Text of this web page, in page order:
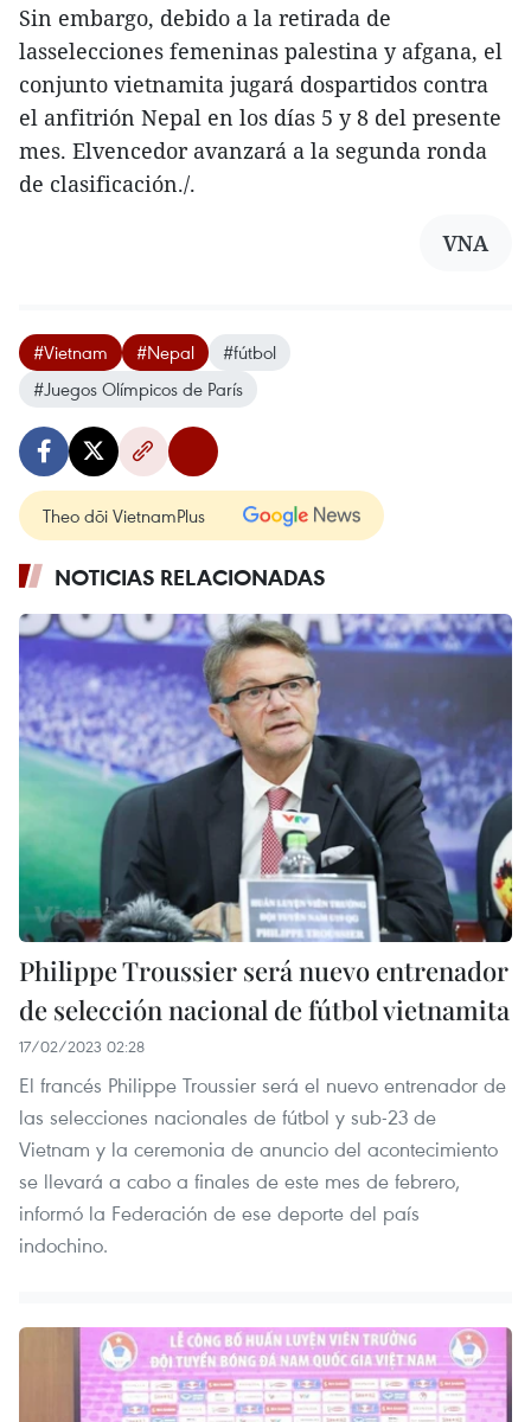
Sin embargo, debido a la retirada de
lasselecciones femeninas palestina y afgana, el
conjunto vietnamita jugará dospartidos contra
el anfitrión Nepal en los días 5 y 8 del presente
mes. Elvencedor avanzará a la segunda ronda
de clasificación./.
VNA
#Vietnam #Nepal
#fútbol
#Juegos Olímpicos de París
Theo dõi VietnamPlus
NOTICIAS RELACIONADAS
Philippe Troussier será nuevo entrenador
de selección nacional de fútbol vietnamita
17/02/2023 02:28
El francés Philippe Troussier será el nuevo entrenador de
las selecciones nacionales de fútbol y sub-23 de
Vietnam y la ceremonia de anuncio del acontecimiento
se llevará a cabo a finales de este mes de febrero,
informó la Federación de ese deporte del país
indochino.